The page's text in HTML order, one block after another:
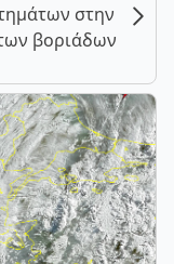
στην
βοριάδων